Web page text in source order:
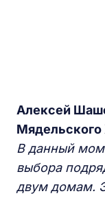
Алексей
В данный
выбора
двум домам.